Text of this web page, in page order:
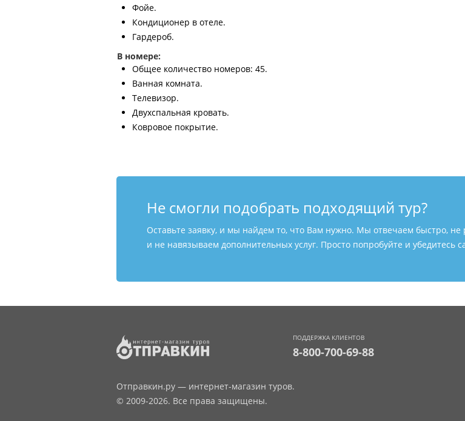
Фойе.
Кондиционер в отеле.
Гардероб.
В номере:
Общее количество номеров: 45.
Ванная комната.
Телевизор.
Двухспальная кровать.
Ковровое покрытие.
Не смогли подобрать подходящий тур?
Оставьте заявку, и мы найдем то, что Вам нужно. Мы отвечаем быстро, не
и не навязываем дополнительных услуг. Просто попробуйте и убедитесь
ПОДДЕРЖКА КЛИЕНТОВ
8-800-700-69-88
Отправкин.ру — интернет-магазин туров.
© 2009-2026. Все права защищены.